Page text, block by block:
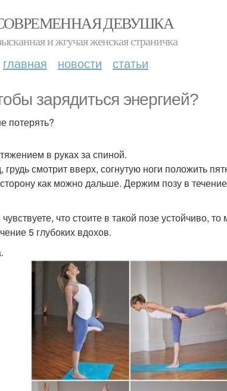
ДЕВУШКА
и жгучая женская страничка
главная новости статьи
зарядиться энергией?
потерять?
в руках за спиной.
грудь смотрит вверх, согнутую ноги положить
как можно дальше. Держим позу в течение
что стоите в такой позе устойчиво,
5 глубоких вдохов.